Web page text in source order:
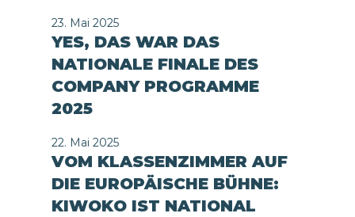
23. Mai 2025
YES, DAS WAR DAS
NATIONALE FINALE DES
COMPANY PROGRAMME
2025
22. Mai 2025
VOM KLASSENZIMMER AUF
DIE EUROPÄISCHE BÜHNE:
KIWOKO IST NATIONAL